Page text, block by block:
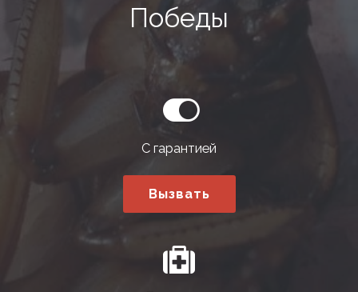
Победы
С гарантией
Вызвать